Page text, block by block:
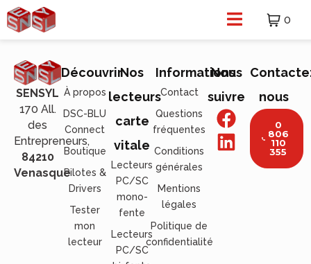
0
SENSYL
170 All.
des
Entrepreneurs,
84210
Venasque
Découvrir
À propos
DSC-BLU
Connect
Boutique
Pilotes &
Drivers
Tester
mon
lecteur
Nos
lecteurs
carte
vitale
Lecteurs
PC/SC
mono-
fente
Lecteurs
PC/SC
Informations
Contact
Questions
fréquentes
Conditions
générales
Mentions
légales
Politique de
confidentialité
Nous
suivre
nous
0
806
110
355